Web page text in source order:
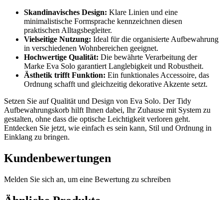
Skandinavisches Design: Klare Linien und eine
minimalistische Formsprache kennzeichnen diesen
praktischen Alltagsbegleiter.
Vielseitige Nutzung: Ideal für die organisierte Aufbewahrung
in verschiedenen Wohnbereichen geeignet.
Hochwertige Qualität: Die bewährte Verarbeitung der
Marke Eva Solo garantiert Langlebigkeit und Robustheit.
Ästhetik trifft Funktion: Ein funktionales Accessoire, das
Ordnung schafft und gleichzeitig dekorative Akzente setzt.
Setzen Sie auf Qualität und Design von Eva Solo. Der Tidy
Aufbewahrungskorb hilft Ihnen dabei, Ihr Zuhause mit System zu
gestalten, ohne dass die optische Leichtigkeit verloren geht.
Entdecken Sie jetzt, wie einfach es sein kann, Stil und Ordnung in
Einklang zu bringen.
Kundenbewertungen
Melden Sie sich an, um eine Bewertung zu schreiben